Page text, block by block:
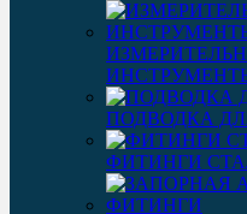
ПОДВОДКА
ФИТИНГИ